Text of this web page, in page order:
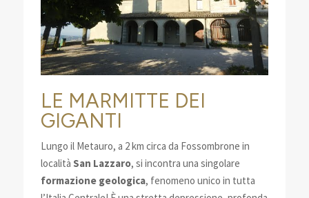
LE MARMITTE DEI
GIGANTI
Lungo il Metauro, a 2 km circa da Fossombrone in
località San Lazzaro, si incontra una singolare
formazione geologica, fenomeno unico in tutta